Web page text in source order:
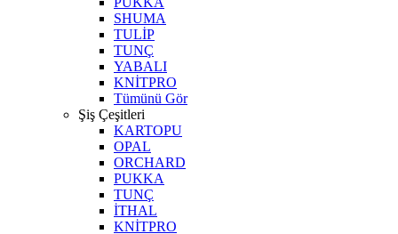
SHUMA
TULİP
TUNÇ
YABALI
KNİTPRO
Tümünü Gör
Şiş Çeşitleri
KARTOPU
OPAL
ORCHARD
PUKKA
TUNÇ
İTHAL
KNİTPRO